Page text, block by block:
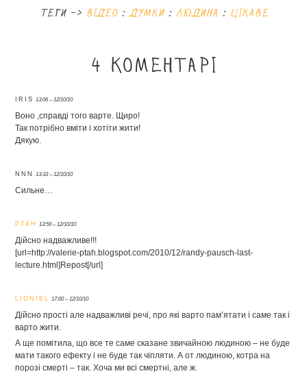
теги -> відео: думки: людина : цікаве
4 коментарі
IRIS 13:06 – 12/10/10
Воно ,справді того варте. Щиро!
Так потрібно вміти і хотіти жити!
Дякую.
NNN 13:33 – 12/10/10
Сильне…
PTAH 13:59 – 12/10/10
Дійсно надважливе!!!
[url=http://valerie-ptah.blogspot.com/2010/12/randy-pausch-last-
lecture.html]Repost[/url]
LIONIEL 17:00 – 12/10/10
Дійсно прості але надважливі речі, про які варто пам’ятати і саме так і
варто жити.
А ще помітила, що все те саме сказане звичайною людиною – не буде
мати такого ефекту і не буде так чіпляти. А от людиною, котра на
порозі смерті – так. Хоча ми всі смертні, але ж.